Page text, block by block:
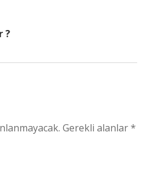
?
Gerekli alanlar*